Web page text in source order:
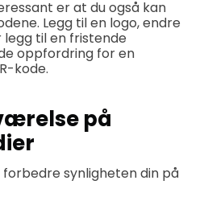
er at du også kan
Legg til en logo, endre
til en fristende
oppfordring for en
kode.
på
synligheten din på